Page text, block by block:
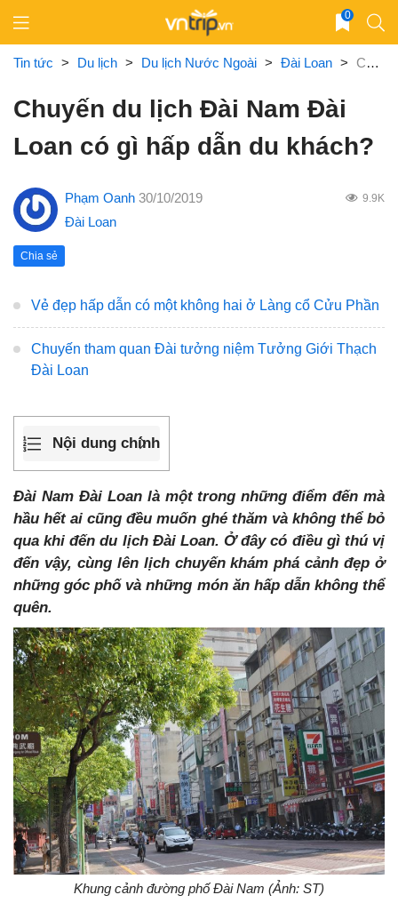
content
0
Tin tức > Du lịch > Du lịch Nước Ngoài > Đài Loan > Chuyến du lịch Đài Nam Đài Loan có gì hấp dẫn du khách?
Chuyến du lịch Đài Nam Đài
Loan có gì hấp dẫn du khách?
Phạm Oanh 30/10/2019 9.9K
Đài Loan
Chia sẻ
Vẻ đẹp hấp dẫn có một không hai ở Làng cổ Cửu Phần
Chuyến tham quan Đài tưởng niệm Tưởng Giới Thạch
Đài Loan
Nội dung chính
Đài Nam Đài Loan là một trong những điểm đến mà
hầu hết ai cũng đều muốn ghé thăm và không thể bỏ
qua khi đến du lịch Đài Loan. Ở đây có điều gì thú vị
đến vậy, cùng lên lịch chuyến khám phá cảnh đẹp ở
những góc phố và những món ăn hấp dẫn không thể
quên.
Khung cảnh đường phố Đài Nam (Ảnh: ST)